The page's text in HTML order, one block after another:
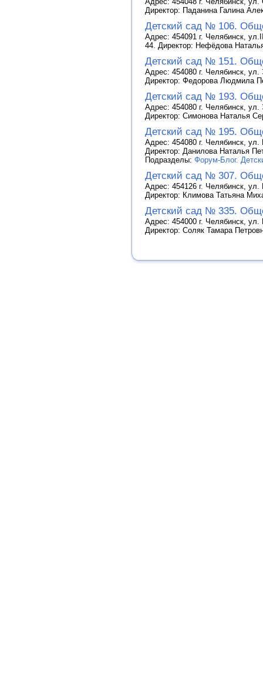
Директор: Паданина Галина
Детский сад № 106.
Адрес: 454091 г. Челябинск,
44. Директор: Нефёдова
Детский сад № 151.
Адрес: 454080 г. Челябинск,
Директор: Федорова Людмила
Детский сад № 193.
Адрес: 454080 г. Челябинск,
Директор: Симонова Наталья
Детский сад № 195.
Адрес: 454080 г. Челябинск,
Директор: Данилова Наталья
Подразделы: Форум-Блог.
Детский сад № 307.
Адрес: 454126 г. Челябинск,
Директор: Климова Татьяна
Детский сад № 335.
Адрес: 454000 г. Челябинск,
Директор: Соляк Тамара